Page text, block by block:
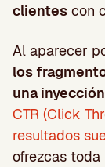
clientes con
Al aparecer
los
una
CTR (Click
resultados
ofrezcas toda